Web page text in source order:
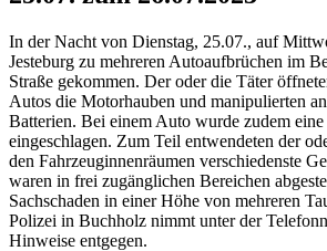
In der Nacht von Dienstag, 25.07., auf
Jesteburg zu mehreren Autoaufbrüchen im
Straße gekommen. Der oder die Täter
Autos die Motorhauben und manipulierten
Batterien. Bei einem Auto wurde zudem eine
eingeschlagen. Zum Teil entwendeten der
den Fahrzeuginnenräumen verschiedenste
waren in frei zugänglichen Bereichen
Sachschaden in einer Höhe von mehreren
Polizei in Buchholz nimmt unter der
Hinweise entgegen.